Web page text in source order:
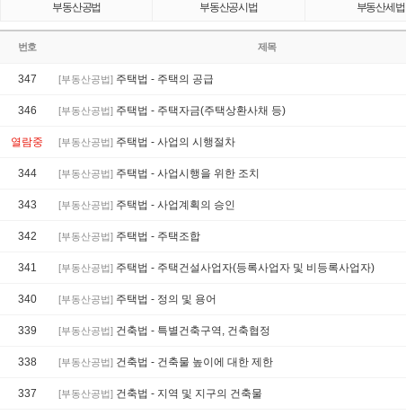
부동산공법 부동산공시법 부동산세법
번호 제목
347 [부동산공법] 주택법 - 주택의 공급
346 [부동산공법] 주택법 - 주택자금(주택상환사채 등)
열람중 [부동산공법] 주택법 - 사업의 시행절차
344 [부동산공법] 주택법 - 사업시행을 위한 조치
343 [부동산공법] 주택법 - 사업계획의 승인
342 [부동산공법] 주택법 - 주택조합
341 [부동산공법] 주택법 - 주택건설사업자(등록사업자 및 비등록사업자)
340 [부동산공법] 주택법 - 정의 및 용어
339 [부동산공법] 건축법 - 특별건축구역, 건축협정
338 [부동산공법] 건축법 - 건축물 높이에 대한 제한
337 [부동산공법] 건축법 - 지역 및 지구의 건축물